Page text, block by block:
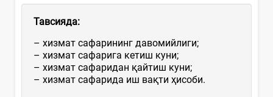
Тавсияда:
– хизмат сафарининг давомийлиги;
– хизмат сафарига кетиш куни;
– хизмат сафаридан қайтиш куни;
– хизмат сафарида иш вақти ҳисоби.